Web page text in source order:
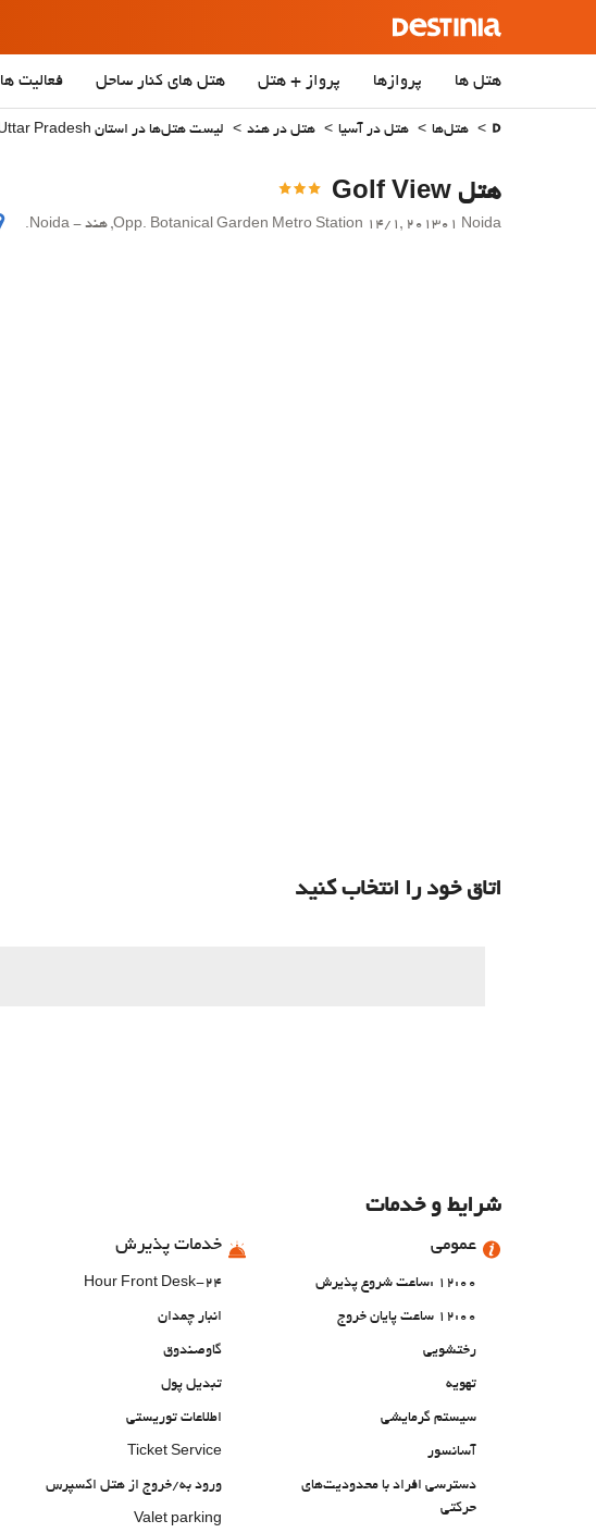
هتل ها پروازها پرواز + هتل هتل‌ های کنار ساحل فعالیت ها
هتل‌ها هتل در آسیا هتل در هند لیست هتل‌ها در استان Uttar Pradesh
هتل Golf View
Opp. Botanical Garden Metro Station 14/1, 201301 Noida, هند - Noida.
اتاق خود را انتخاب کنید
شرایط و خدمات
عمومی
12:00 :ساعت شروع پذیرش
12:00 ساعت پایان خروج
رختشویی
تهویه
سیستم گرمایشی
آسانسور
دسترسی افراد با محدودیت‌های
حرکتی
خدمات پذیرش
24-Hour Front Desk
انبار چمدان
گاوصندوق
تبدیل پول
اطلاعات توریستی
Ticket Service
ورود به/خروج از هتل اکسپرس
Valet parking